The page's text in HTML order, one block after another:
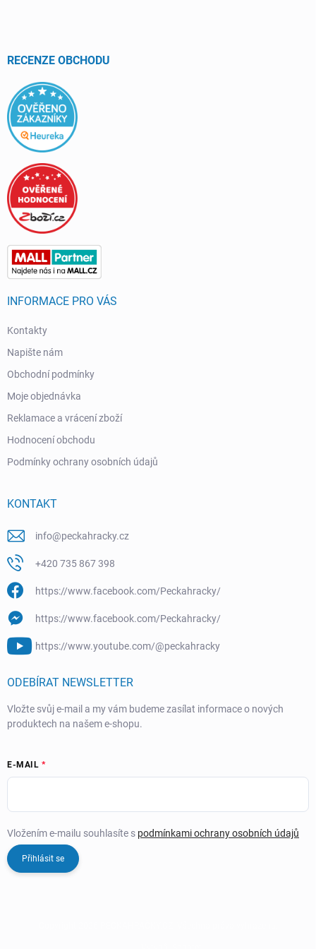
RECENZE OBCHODU
INFORMACE PRO VÁS
Kontakty
Napište nám
Obchodní podmínky
Moje objednávka
Reklamace a vrácení zboží
Hodnocení obchodu
Podmínky ochrany osobních údajů
KONTAKT
info@peckahracky.cz
+420 735 867 398
https://www.facebook.com/Peckahracky/
https://www.facebook.com/Peckahracky/
https://www.youtube.com/@peckahracky
ODEBÍRAT NEWSLETTER
Vložte svůj e-mail a my vám budeme zasílat informace o nových
produktech na našem e-shopu.
E-MAIL
Vložením e-mailu souhlasíte s podmínkami ochrany osobních údajů
Přihlásit se